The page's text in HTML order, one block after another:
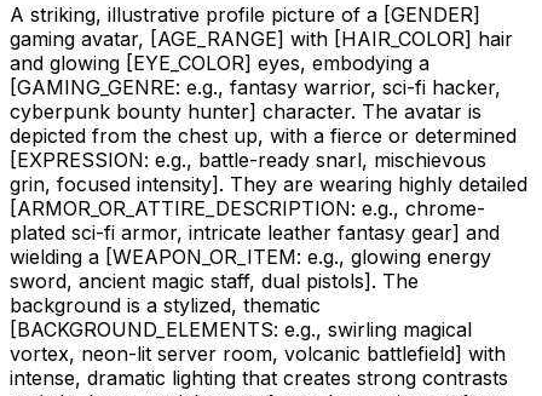
A striking, illustrative profile picture of a [GENDER]
gaming avatar, [AGE_RANGE] with [HAIR_COLOR] hair
and glowing [EYE_COLOR] eyes, embodying a
[GAMING_GENRE: e.g., fantasy warrior, sci-fi hacker,
cyberpunk bounty hunter] character. The avatar is
depicted from the chest up, with a fierce or determined
[EXPRESSION: e.g., battle-ready snarl, mischievous
grin, focused intensity]. They are wearing highly detailed
[ARMOR_OR_ATTIRE_DESCRIPTION: e.g., chrome-
plated sci-fi armor, intricate leather fantasy gear] and
wielding a [WEAPON_OR_ITEM: e.g., glowing energy
sword, ancient magic staff, dual pistols]. The
background is a stylized, thematic
[BACKGROUND_ELEMENTS: e.g., swirling magical
vortex, neon-lit server room, volcanic battlefield] with
intense, dramatic lighting that creates strong contrasts